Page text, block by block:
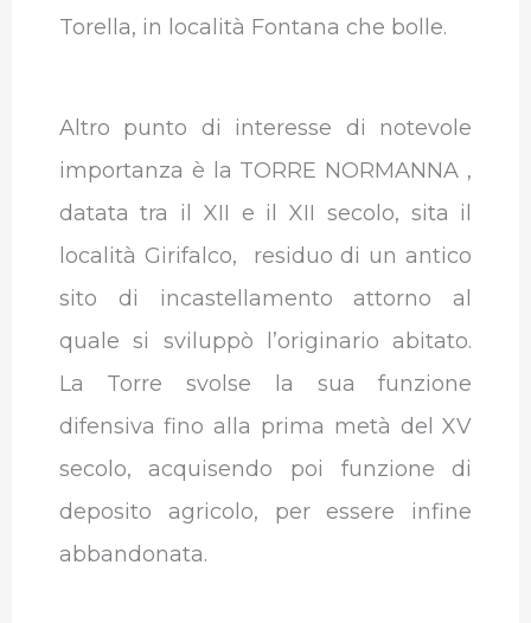
Torella, in località Fontana che bolle.
Altro punto di interesse di notevole
importanza è la TORRE NORMANNA ,
datata tra il XII e il XII secolo, sita il
località Girifalco, residuo di un antico
sito di incastellamento attorno al
quale si sviluppò l’originario abitato.
La Torre svolse la sua funzione
difensiva fino alla prima metà del XV
secolo, acquisendo poi funzione di
deposito agricolo, per essere infine
abbandonata.